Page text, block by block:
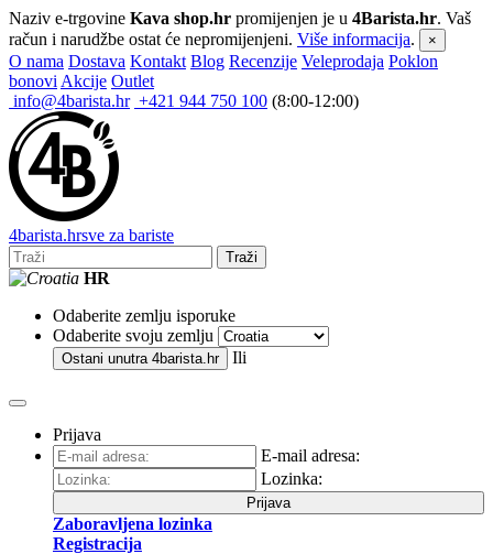
Naziv e-trgovine Kava shop.hr promijenjen je u 4Barista.hr. Vaš
račun i narudžbe ostat će nepromijenjeni. Više informacija. ×
O nama Dostava Kontakt Blog Recenzije Veleprodaja Poklon
bonovi Akcije Outlet
info@4barista.hr +421 944 750 100 (8:00-12:00)
4barista.hrsve za bariste
Traži
HR
Odaberite zemlju isporuke
Odaberite svoju zemlju
Ostani unutra 4barista.hr Ili
Prijava
E-mail adresa:
Lozinka:
Prijava
Zaboravljena lozinka
Registracija